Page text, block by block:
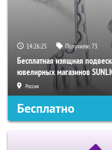
14:26:24 Получили:73
Бесплатная изящная
ювелирных магазинов
Россия
Бесплатно